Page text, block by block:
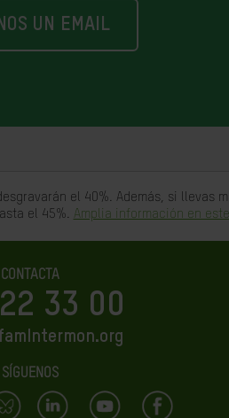
UN EMAIL
el 40%. Además, si llevas
el 45%. Amplia información en
CONTACTA
33 00
SÍGUENOS